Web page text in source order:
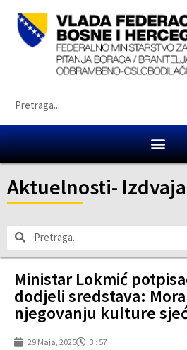
Aktuelnosti-
Ministar Lokmić
dodjeli sredstava:
njegovanju kulture
29 Maja, 2025 3 : 57